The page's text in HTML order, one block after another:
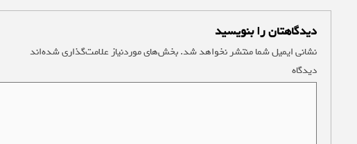
دیدگاهتان را بنویسید
نشانی ایمیل شما منتشر نخواهد شد.بخش‌های موردنیاز علامت‌گذاری شده‌اند
دیدگاه